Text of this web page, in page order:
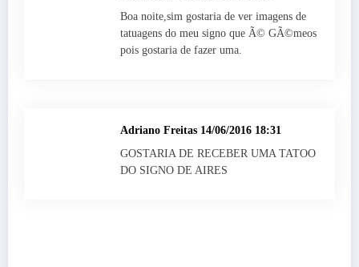
Boa noite,sim gostaria de ver imagens de
tatuagens do meu signo que Ã© GÃ©meos
pois gostaria de fazer uma.
Adriano Freitas 14/06/2016 18:31
GOSTARIA DE RECEBER UMA TATOO
DO SIGNO DE AIRES